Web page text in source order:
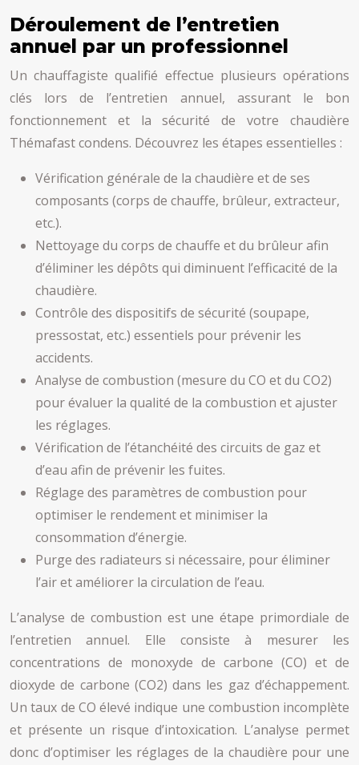
Déroulement de l’entretien
annuel par un professionnel
Un chauffagiste qualifié effectue plusieurs opérations
clés lors de l’entretien annuel, assurant le bon
fonctionnement et la sécurité de votre chaudière
Thémafast condens. Découvrez les étapes essentielles :
Vérification générale de la chaudière et de ses
composants (corps de chauffe, brûleur, extracteur,
etc.).
Nettoyage du corps de chauffe et du brûleur afin
d’éliminer les dépôts qui diminuent l’efficacité de la
chaudière.
Contrôle des dispositifs de sécurité (soupape,
pressostat, etc.) essentiels pour prévenir les
accidents.
Analyse de combustion (mesure du CO et du CO2)
pour évaluer la qualité de la combustion et ajuster
les réglages.
Vérification de l’étanchéité des circuits de gaz et
d’eau afin de prévenir les fuites.
Réglage des paramètres de combustion pour
optimiser le rendement et minimiser la
consommation d’énergie.
Purge des radiateurs si nécessaire, pour éliminer
l’air et améliorer la circulation de l’eau.
L’analyse de combustion est une étape primordiale de
l’entretien annuel. Elle consiste à mesurer les
concentrations de monoxyde de carbone (CO) et de
dioxyde de carbone (CO2) dans les gaz d’échappement.
Un taux de CO élevé indique une combustion incomplète
et présente un risque d’intoxication. L’analyse permet
donc d’optimiser les réglages de la chaudière pour une